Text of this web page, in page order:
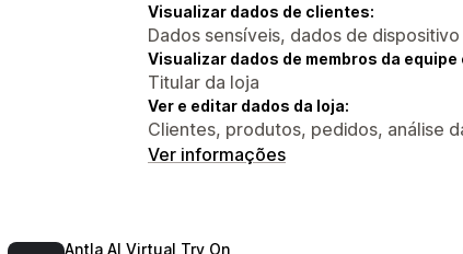
Visualizar dados de clientes:
Dados sensíveis, dados de
Visualizar dados de membros da
Titular da loja
Ver e editar dados da loja:
Clientes, produtos, pedidos, análise
Ver informações
Antla AI Virtual Try On